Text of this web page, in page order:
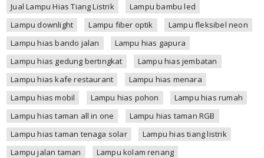
Jual Lampu Hias Tiang Listrik
Lampu bambu led
Lampu downlight
Lampu fiber optik
Lampu fleksibel neon
Lampu hias bando jalan
Lampu hias gapura
Lampu hias gedung bertingkat
Lampu hias jembatan
Lampu hias kafe restaurant
Lampu hias menara
Lampu hias mobil
Lampu hias pohon
Lampu hias rumah
Lampu hias taman all in one
Lampu hias taman RGB
Lampu hias taman tenaga solar
Lampu hias tiang listrik
Lampu jalan taman
Lampu kolam renang